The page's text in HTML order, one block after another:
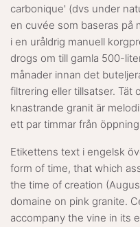
carbonique' (dvs under
en cuvée som baseras på
i en uråldrig manuell
drogs om till gamla 500-
månader innan det
filtrering eller tillsatser. Tät
knastrande granit är
ett par timmar från
Etikettens text i engelsk
form of time, that which
the time of creation
domaine on pink granite.
accompany the vine in its